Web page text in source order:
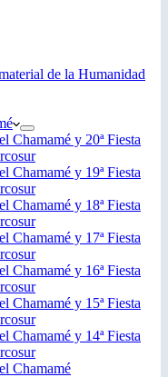
de la Humanidad
Chamamé y 20ª Fiesta
Chamamé y 19ª Fiesta
Chamamé y 18ª Fiesta
Chamamé y 17ª Fiesta
Chamamé y 16ª Fiesta
Chamamé y 15ª Fiesta
Chamamé y 14ª Fiesta
Chamamé